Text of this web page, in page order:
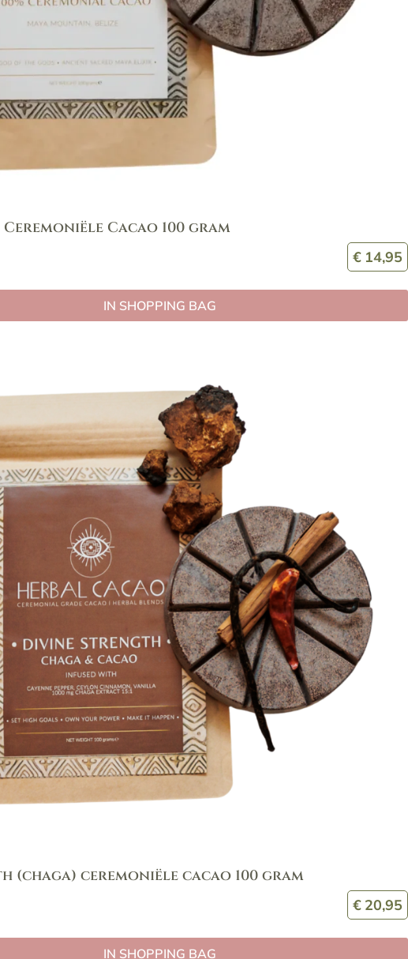
Ceremoniële Cacao 100 gram
€ 14,95
IN SHOPPING BAG
(chaga) ceremoniële cacao 100 gram
€ 20,95
IN SHOPPING BAG